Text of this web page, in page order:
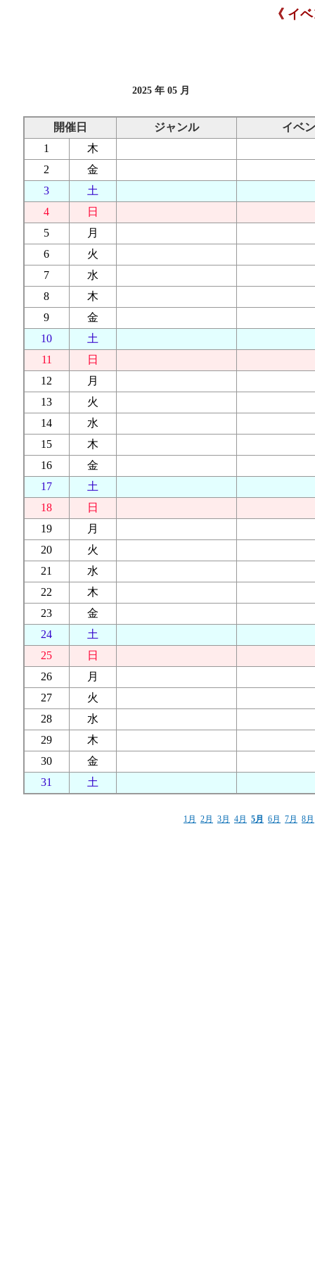
《 イ
2025 年 05 月
開催日 ジャンル
イベ
1
木
2
金
3
土
4
日
5
月
6
火
7
水
8
木
9
金
10
土
11
日
12
月
13
火
14
水
15
木
16
金
17
土
18
日
19
月
20
火
21
水
22
木
23
金
24
土
25
日
26
月
27
火
28
水
29
木
30
金
31
土
1月 2月 3月 4月 5月 6月 7月 8月